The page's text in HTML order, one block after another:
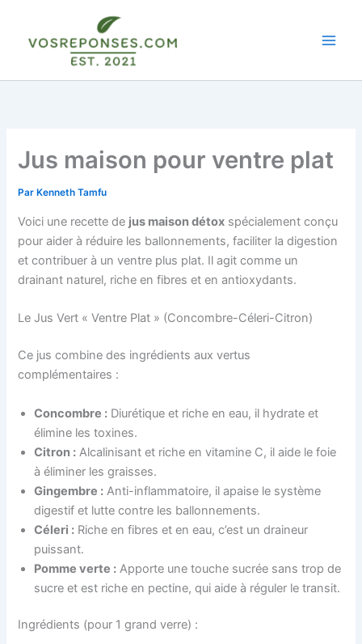
contenu
Jus maison pour ventre plat
Par Kenneth Tamfu
Voici une recette de jus maison détox spécialement conçu
pour aider à réduire les ballonnements, faciliter la digestion
et contribuer à un ventre plus plat. Il agit comme un
drainant naturel, riche en fibres et en antioxydants.
Le Jus Vert « Ventre Plat » (Concombre-Céleri-Citron)
Ce jus combine des ingrédients aux vertus
complémentaires :
Concombre : Diurétique et riche en eau, il hydrate et
élimine les toxines.
Citron : Alcalinisant et riche en vitamine C, il aide le foie
à éliminer les graisses.
Gingembre : Anti-inflammatoire, il apaise le système
digestif et lutte contre les ballonnements.
Céleri : Riche en fibres et en eau, c’est un draineur
puissant.
Pomme verte : Apporte une touche sucrée sans trop de
sucre et est riche en pectine, qui aide à réguler le transit.
Ingrédients (pour 1 grand verre) :